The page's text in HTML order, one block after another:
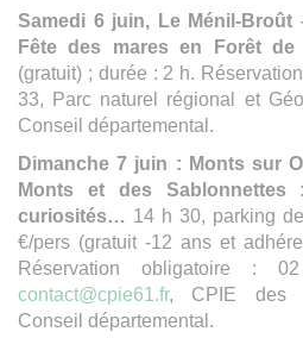
Samedi 6 juin, Le Ménil-
Fête des mares en Forêt de
(gratuit) ; durée : 2 h.
33, Parc naturel régional et
Conseil départemental.
Dimanche 7 juin : Monts sur
Monts et des Sablonnettes
curiosités… 14 h 30, parking
€/pers (gratuit -12 ans et
Réservation obligatoire
contact@cpie61.fr, CPIE des
Conseil départemental.